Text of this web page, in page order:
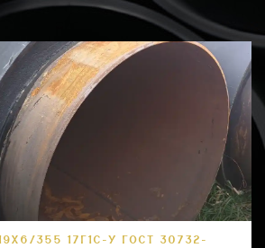
355 17Г1С-У ГОСТ 30732-